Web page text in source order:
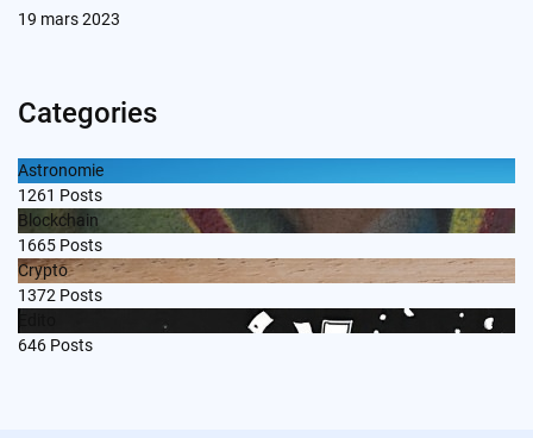
19 mars 2023
Categories
Astronomie
1261 Posts
Blockchain
1665 Posts
Crypto
1372 Posts
646 Posts